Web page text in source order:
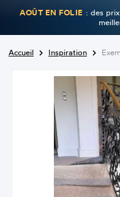
AOÛT EN FOLIE : des
Accueil Inspiration